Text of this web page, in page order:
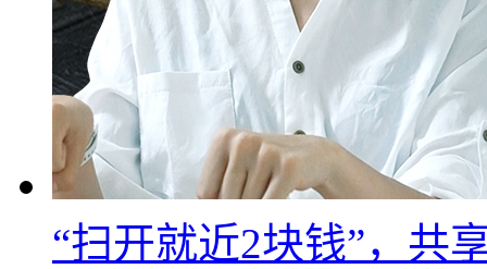
“扫开就近2块钱”，共